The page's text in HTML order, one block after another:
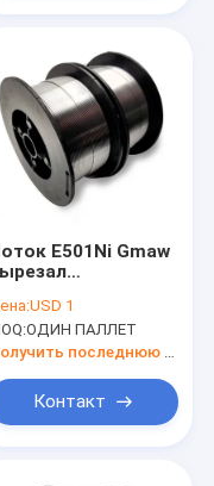
E501Ni Gmaw
дуговой
5kg
0,035"
USD 1
ОДИН ПАЛЛЕТ
Получить последнюю цену
Контакт